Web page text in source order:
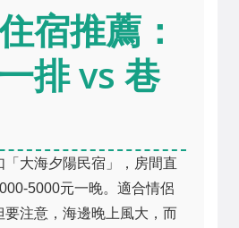
宿推薦：
排 vs 巷
「大海夕陽民宿」，房間直
5000元一晚。適合情侶
要注意，海邊晚上風大，而